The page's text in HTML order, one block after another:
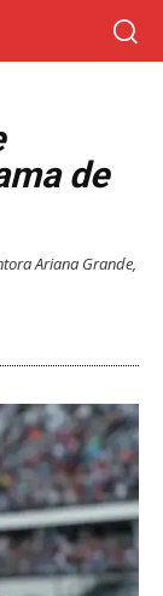
de
Ariana Grande,